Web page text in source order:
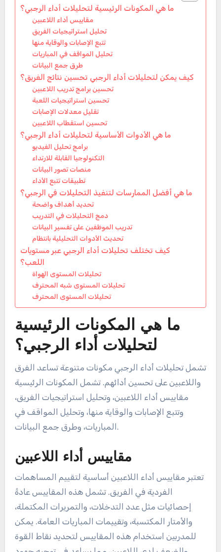
ما هي المكونات الرئيسية لتحليلات أداء الرجبي؟
مقاييس أداء اللاعبين
تحليل استراتيجيات الفريق
تتبع الإصابات والوقاية منها
تحليل المواقف في المباريات
طرق جمع البيانات
كيف يمكن لتحليلات أداء الرجبي تحسين نتائج الفريق؟
تحسين برامج تدريب اللاعبين
تحسين استراتيجيات اللعبة
تقليل معدلات الإصابات
تحسين استقطاب اللاعبين
ما هي الأدوات الأساسية لتحليلات أداء الرجبي؟
برامج تحليل الفيديو
التكنولوجيا القابلة للارتداء
منصات تصور البيانات
تطبيقات تتبع الأداء
ما هي أفضل الممارسات لتنفيذ التحليلات في الرجبي؟
تحديد أهداف واضحة
دمج التحليلات في التدريب
تدريب الموظفين على تفسير البيانات
تحديث الأدوات التحليلية بانتظام
كيف تختلف تحليلات أداء الرجبي عبر مستويات
اللعب؟
تحليلات المستوى الهواة
تحليلات المستوى شبه المحترف
تحليلات المستوى المحترف
ما هي المكونات الرئيسية
لتحليلات أداء الرجبي؟
تشمل تحليلات أداء الرجبي مكونات متنوعة تساعد الفرق
واللاعبين على تحسين أدائهم. تشمل المكونات الرئيسية
مقاييس أداء اللاعبين، وتحليل استراتيجيات الفريق،
وتتبع الإصابات والوقاية منها، وتحليل المواقف في
المباريات، وطرق جمع البيانات.
مقاييس أداء اللاعبين
تعتبر مقاييس أداء اللاعبين أساسية لتقييم المساهمات
الفردية في الفريق. تشمل هذه المقاييس عادةً
إحصائيات مثل عدد التدخلات، والتمريرات المكتملة،
والأمتار المكتسبة، وتقييمات المباريات العامة. يمكن
للمدربين استخدام هذه المقاييس لتحديد نقاط القوة